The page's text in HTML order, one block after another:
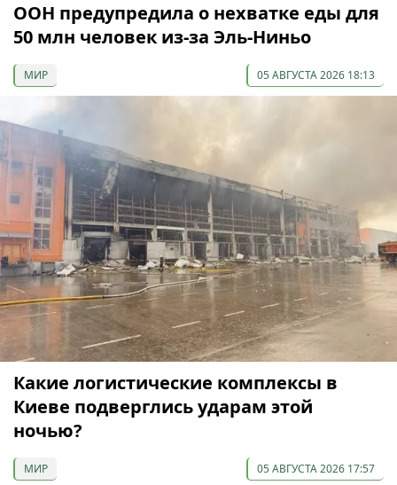
ООН предупредила о нехватке еды для
50 млн человек из-за Эль-Ниньо
МИР 05 АВГУСТА 2026 18:13
Какие логистические комплексы в
Киеве подверглись ударам этой
ночью?
МИР 05 АВГУСТА 2026 17:57